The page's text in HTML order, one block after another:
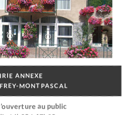
ANNEXE
MONTPASCAL
au public